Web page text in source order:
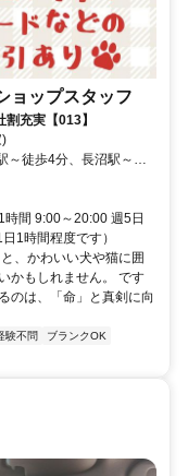
ョップスタッフ
充実【013】
～徒歩4分、長沼駅～徒
間 9:00～20:00 週5日
1時間程度です）
、かわいい犬や猫に囲
かもしれません。 です
のは、「命」と真剣に向
験不問
ブランクOK